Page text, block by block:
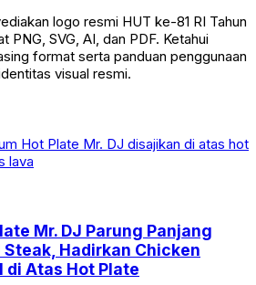
logo resmi HUT ke-81 RI Tahun
PNG, SVG, AI, dan PDF. Ketahui
format serta panduan penggunaan
visual resmi.
Mr. DJ Parung Panjang
Steak, Hadirkan Chicken
di Atas Hot Plate